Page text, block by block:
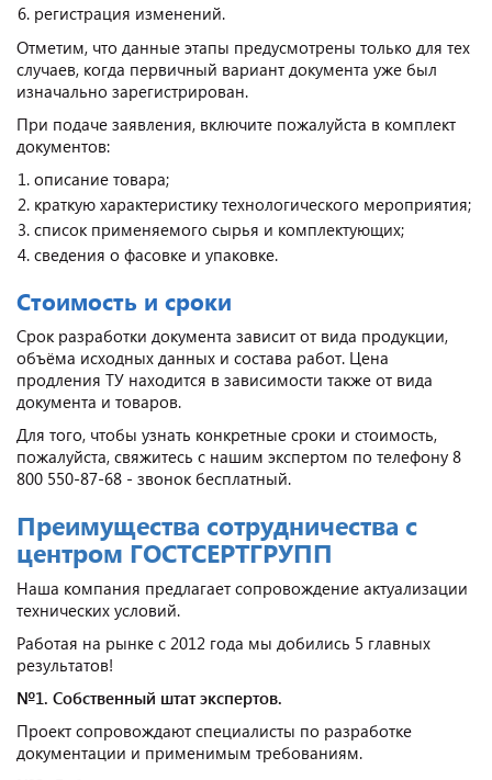
регистрация изменений.
Отметим, что данные этапы предусмотрены только для тех
случаев, когда первичный вариант документа уже был
изначально зарегистрирован.
При подаче заявления, включите пожалуйста в комплект
документов:
описание товара;
краткую характеристику технологического мероприятия;
список применяемого сырья и комплектующих;
сведения о фасовке и упаковке.
Стоимость и сроки
Срок разработки документа зависит от вида продукции,
объёма исходных данных и состава работ. Цена
продления ТУ находится в зависимости также от вида
документа и товаров.
Для того, чтобы узнать конкретные сроки и стоимость,
пожалуйста, свяжитесь с нашим экспертом по телефону 8
800 550-87-68 - звонок бесплатный.
Преимущества сотрудничества с
центром ГОСТСЕРТГРУПП
Наша компания предлагает сопровождение актуализации
технических условий.
Работая на рынке с 2012 года мы добились 5 главных
результатов!
№1. Собственный штат экспертов.
Проект сопровождают специалисты по разработке
документации и применимым требованиям.